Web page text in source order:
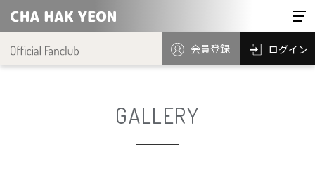
会員登録 ログイン
GALLERY